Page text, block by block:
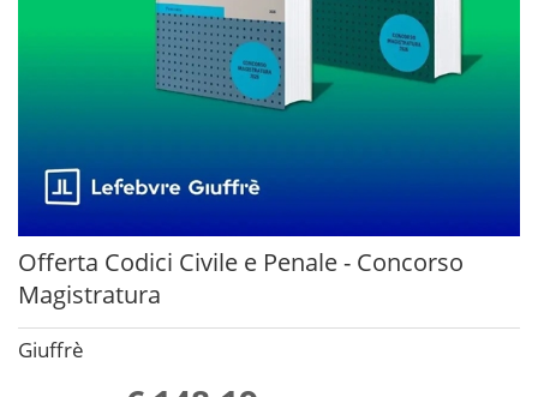
Offerta Codici Civile e Penale - Concorso
Magistratura
Giuffrè